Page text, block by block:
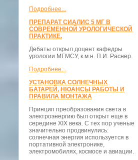
Подробнее...
ПРЕПАРАТ СИАЛИС 5 МГ В
СОВРЕМЕННОЙ УРОЛОГИЧЕСКОЙ
ПРАКТИКЕ.
Дебаты открыл доцент кафедры
урологии МГМСУ, к.м.н. П.И. Раснер.
Подробнее...
УСТАНОВКА СОЛНЕЧНЫХ
БАТАРЕЙ, НЮАНСЫ РАБОТЫ И
ПРАВИЛА МОНТАЖА
Принцип преобразования света в
электроэнергию был открыт еще в
середине XIX века. С тех пор ученые
значительно продвинулись:
солнечная энергия используется в
портативной электронике,
электромобилях, космосе и авиации.